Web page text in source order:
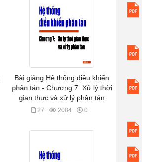
Bài giảng Hệ thống điều khiển
phân tán - Chương 7: Xử lý thời
gian thực và xử lý phân tán
27 2084 0